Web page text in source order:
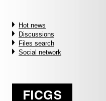
Hot news
Discussions
Files search
Social network